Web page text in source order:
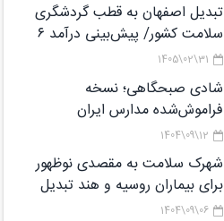
تبدیل اصفهان به قطب گردشگری
سلامت کشور/ پیش‌بینی درآمد ۶
میلیارد دلاری از گردشگری سلامت تا
پایان برنامه هفتم
31\02\1405
شادی صبحگاهی؛ نسخه
فراموش‌شده مدارس ایران
12\09\1404
شهرک سلامت به مقصدی نوظهور
برای بیماران روسیه و هند تبدیل
می‌شود
06\09\1404